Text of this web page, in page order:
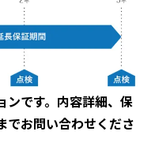
です。内容詳細、保
でお問い合わせくださ